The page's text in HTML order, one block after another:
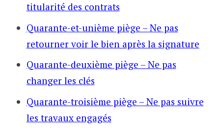
titularité des contrats
Quarante-et-unième piège – Ne pas
retourner voir le bien après la signature
Quarante-deuxième piège – Ne pas
changer les clés
Quarante-troisième piège – Ne pas suivre
les travaux engagés